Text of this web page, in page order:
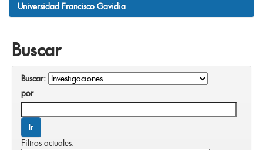
Universidad Francisco Gavidia
Buscar
Buscar:
por
Filtros actuales: